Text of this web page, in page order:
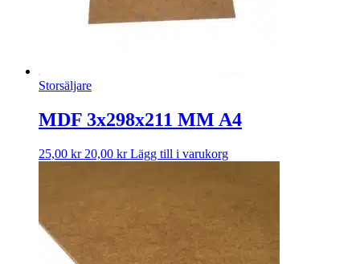
Storsäljare
MDF 3x298x211 MM A4
25,00 kr 20,00 kr Lägg till i varukorg